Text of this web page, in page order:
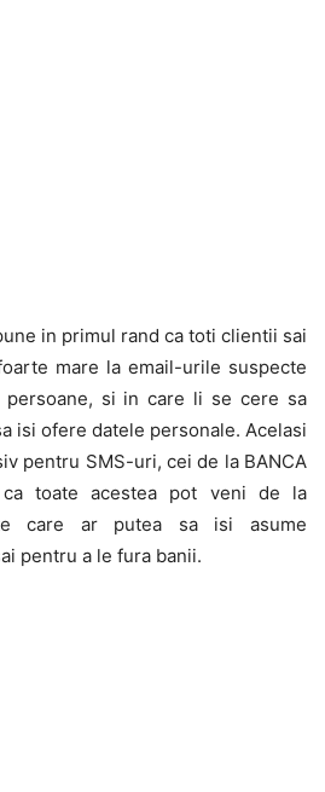
in primul rand ca toti clientii sai
mare la email-urile suspecte
si in care li se cere sa
isi ofere datele personale. Acelasi
pentru SMS-uri, cei de la BANCA
ca toate acestea pot veni de la
care ar putea sa isi asume
pentru a le fura banii.